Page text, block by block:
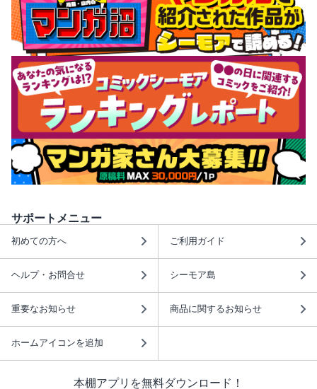
サポートメニュー
初めての方へ ご利用ガイド
ヘルプ・お問合せ シーモア島
重要なお知らせ 商品に関するお知らせ
ホームアイコンを追加
本棚アプリを無料ダウンロード！